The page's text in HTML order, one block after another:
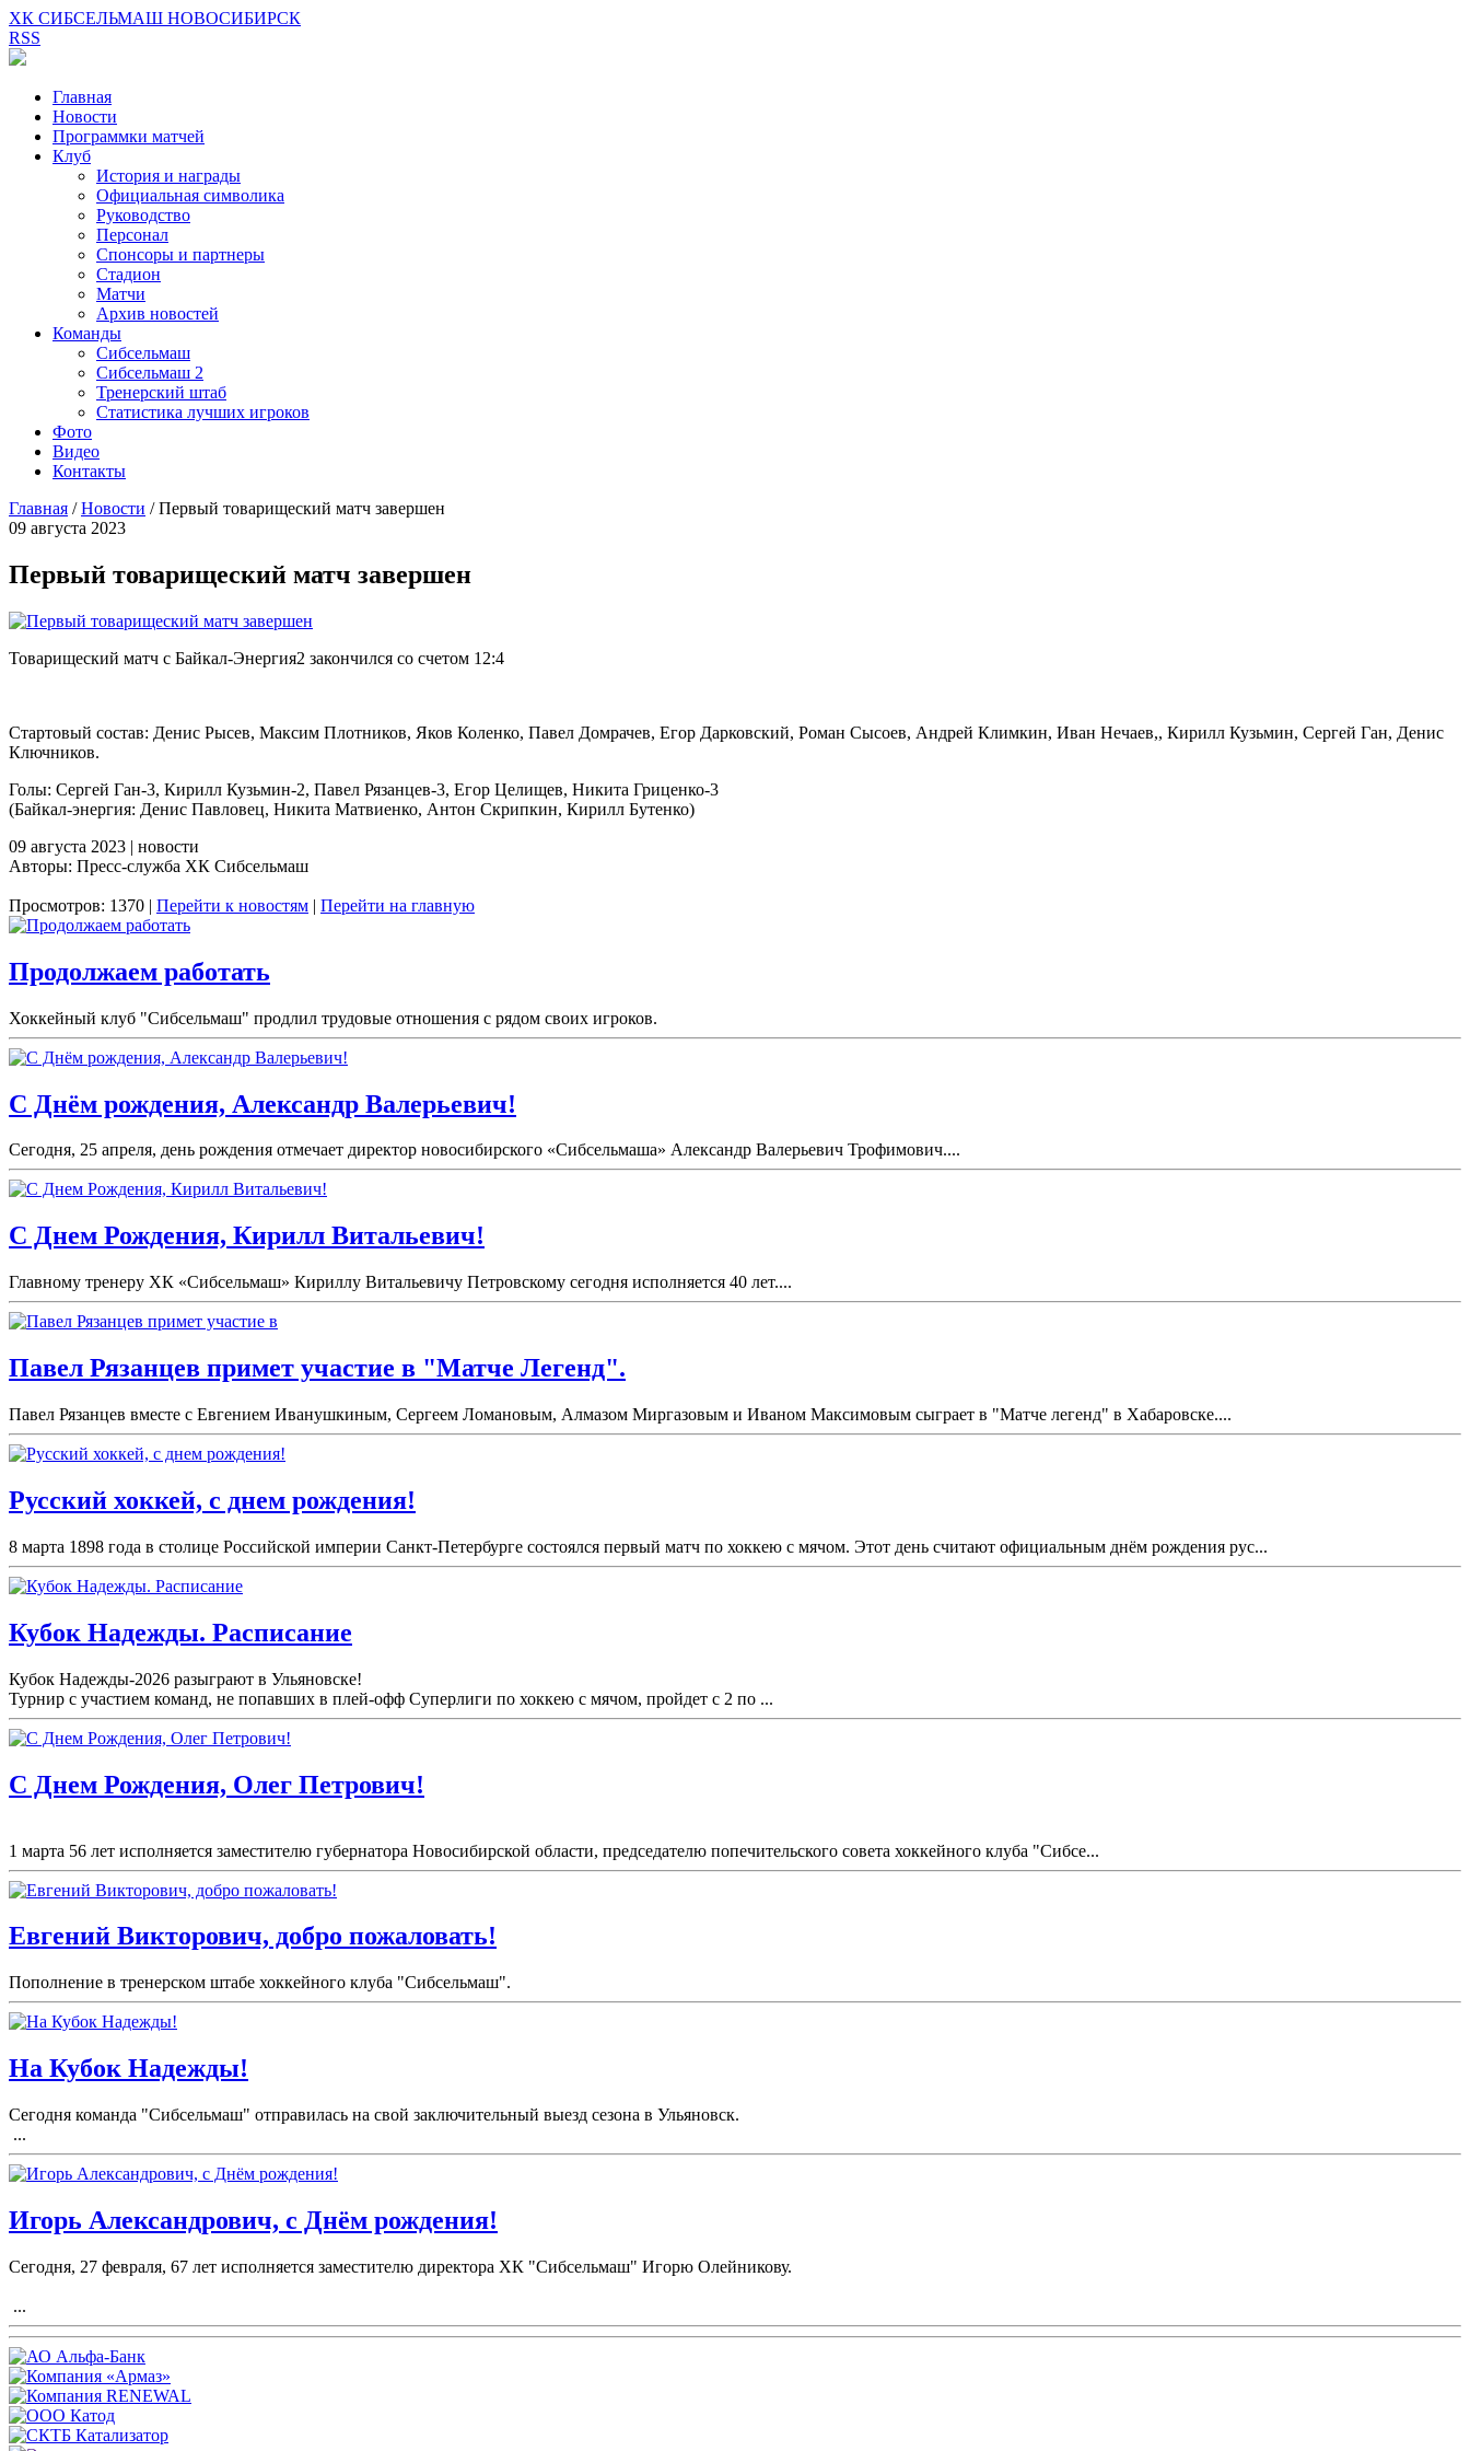
ХК СИБСЕЛЬМАШ НОВОСИБИРСК
RSS
Главная
Новости
Программки матчей
Клуб
История и награды
Официальная символика
Руководство
Персонал
Спонсоры и партнеры
Стадион
Матчи
Архив новостей
Команды
Сибсельмаш
Сибсельмаш 2
Тренерский штаб
Статистика лучших игроков
Фото
Видео
Контакты
Главная /Новости /Первый товарищеский матч завершен
09 августа 2023
Первый товарищеский матч завершен
Товарищеский матч с Байкал-Энергия2 закончился со счетом 12:4
Стартовый состав: Денис Рысев, Максим Плотников, Яков Коленко, Павел Домрачев, Егор Дарковский, Роман Сысоев, Андрей Климкин, Иван Нечаев,, Кирилл Кузьмин, Сергей Ган, Денис
Ключников.
Голы: Сергей Ган-3, Кирилл Кузьмин-2, Павел Рязанцев-3, Егор Целищев, Никита Гриценко-3
(Байкал-энергия: Денис Павловец, Никита Матвиенко, Антон Скрипкин, Кирилл Бутенко)
09 августа 2023 | новости
Авторы: Пресс-служба ХК Сибсельмаш
Просмотров: 1370 | Перейти к новостям | Перейти на главную
Продолжаем работать
Хоккейный клуб "Сибсельмаш" продлил трудовые отношения с рядом своих игроков.
С Днём рождения, Александр Валерьевич!
Сегодня, 25 апреля, день рождения отмечает директор новосибирского «Сибсельмаша» Александр Валерьевич Трофимович....
С Днем Рождения, Кирилл Витальевич!
Главному тренеру ХК «Сибсельмаш» Кириллу Витальевичу Петровскому сегодня исполняется 40 лет....
Павел Рязанцев примет участие в "Матче Легенд".
Павел Рязанцев вместе с Евгением Иванушкиным, Сергеем Ломановым, Алмазом Миргазовым и Иваном Максимовым сыграет в "Матче легенд" в Хабаровске....
Русский хоккей, с днем рождения!
8 марта 1898 года в столице Российской империи Санкт-Петербурге состоялся первый матч по хоккею с мячом. Этот день считают официальным днём рождения рус...
Кубок Надежды. Расписание
Кубок Надежды-2026 разыграют в Ульяновске!
Турнир с участием команд, не попавших в плей-офф Суперлиги по хоккею с мячом, пройдет с 2 по ...
С Днем Рождения, Олег Петрович!
1 марта 56 лет исполняется заместителю губернатора Новосибирской области, председателю попечительского совета хоккейного клуба "Сибсе...
Евгений Викторович, добро пожаловать!
Пополнение в тренерском штабе хоккейного клуба "Сибсельмаш".
На Кубок Надежды!
Сегодня команда "Сибсельмаш" отправилась на свой заключительный выезд сезона в Ульяновск.
...
Игорь Александрович, с Днём рождения!
Сегодня, 27 февраля, 67 лет исполняется заместителю директора ХК "Сибсельмаш" Игорю Олейникову.
...